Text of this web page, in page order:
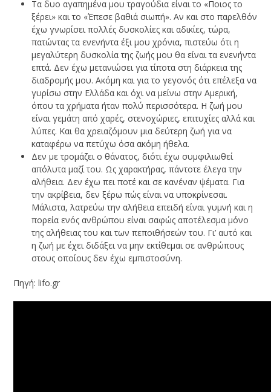
Τα δυο αγαπημένα μου τραγούδια είναι το «Ποιος το
ξέρει» και το «Έπεσε βαθιά σιωπή». Αν και στο παρελθόν
έχω γνωρίσει πολλές δυσκολίες και αδικίες, τώρα,
πατώντας τα ενενήντα έξι μου χρόνια, πιστεύω ότι η
μεγαλύτερη δυσκολία της ζωής μου θα είναι τα ενενήντα
επτά. Δεν έχω μετανιώσει για τίποτα στη διάρκεια της
διαδρομής μου. Ακόμη και για το γεγονός ότι επέλεξα να
γυρίσω στην Ελλάδα και όχι να μείνω στην Αμερική,
όπου τα χρήματα ήταν πολύ περισσότερα. Η ζωή μου
είναι γεμάτη από χαρές, στενοχώριες, επιτυχίες αλλά και
λύπες. Και θα χρειαζόμουν μια δεύτερη ζωή για να
καταφέρω να πετύχω όσα ακόμη ήθελα.
Δεν με τρομάζει ο θάνατος, διότι έχω συμφιλιωθεί
απόλυτα μαζί του. Ως χαρακτήρας, πάντοτε έλεγα την
αλήθεια. Δεν έχω πει ποτέ και σε κανέναν ψέματα. Για
την ακρίβεια, δεν ξέρω πώς είναι να υποκρίνεσαι.
Μάλιστα, λατρεύω την αλήθεια επειδή είναι γυμνή και η
πορεία ενός ανθρώπου είναι σαφώς αποτέλεσμα μόνο
της αλήθειας του και των πεποιθήσεών του. Γι’ αυτό και
η ζωή με έχει διδάξει να μην εκτίθεμαι σε ανθρώπους
στους οποίους δεν έχω εμπιστοσύνη.
Πηγή: lifo.gr